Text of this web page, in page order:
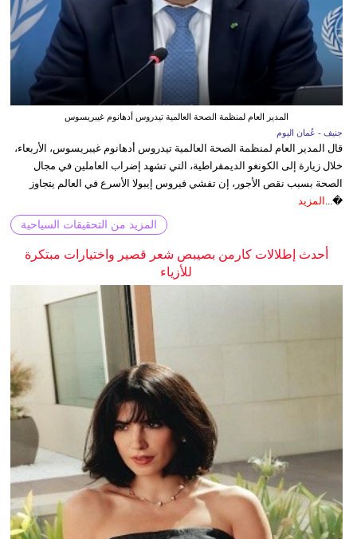
المدير العام لمنظمة الصحة العالمية تيدروس أدهانوم غيبريسوس
جنيف - عُمان اليوم
قال المدير العام لمنظمة الصحة العالمية تيدروس أدهانوم غيبريسوس، الأربعاء،
خلال زيارة إلى الكونغو الديمقراطية، التي تشهد إضراب العاملين في مجال
الصحة بسبب نقص الأجور، إن تفشي فيروس إيبولا الأسرع في العالم يتجاوز
�... المزيد
المزيد من التحقيقات السياحية
أحدث إطلالات كارمن بصيبص شعر قصير واختيارات مبتكرة
للأزياء